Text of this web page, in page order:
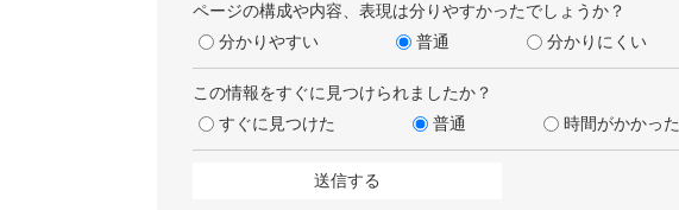
ページの構成や内容、表現は分りやすかったでしょうか？
分かりやすい
普通 分かりにくい
この情報をすぐに見つけられましたか？
すぐに見つけた
普通 時間がかかった